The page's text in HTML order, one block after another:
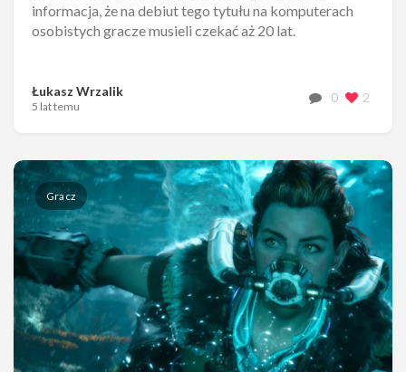
informacja, że na debiut tego tytułu na komputerach
osobistych gracze musieli czekać aż 20 lat.
Łukasz Wrzalik
5 lat temu
0 2
Gracz